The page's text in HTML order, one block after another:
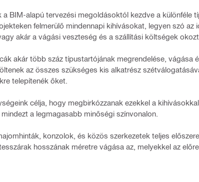
BIM-alapú tervezési megoldásoktól kezdve a különféle
felmerülő mindennapi kihívásokat, legyen szó
akár a vágási veszteség és a szállítási költségek
akár több száz típustartójának megrendelése, vágása
az összes szükséges kis alkatrész
telepítenék őket.
célja, hogy megbirkózzanak ezekkel a
a legmagasabb minőségi színvonalon.
konzolok, és közös szerkezetek teljes
hosszának méretre vágása az, melyekkel az